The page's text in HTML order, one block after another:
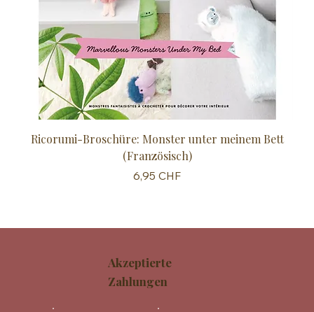
Ricorumi-Broschüre: Monster unter meinem Bett
(Französisch)
Preis
6,95 CHF
Akzeptierte
Zahlungen